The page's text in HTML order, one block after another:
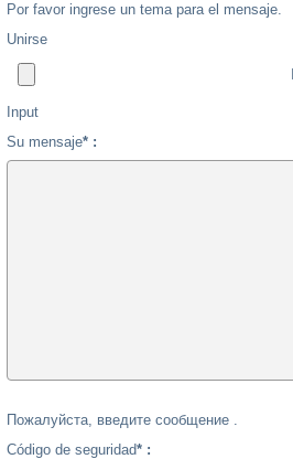
Por favor ingrese un tema para el mensaje.
Unirse
Input
Su mensaje* :
Пожалуйста, введите сообщение .
Código de seguridad* :